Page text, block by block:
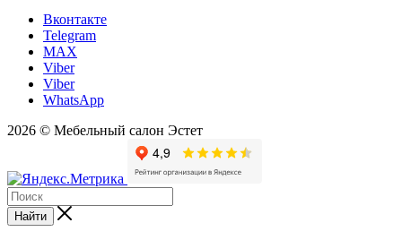
Вконтакте
Telegram
MAX
Viber
Viber
WhatsApp
2026 © Мебельный салон Эстет
Найти